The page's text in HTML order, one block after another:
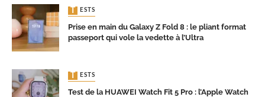
TESTS
Prise en main du Galaxy Z Fold 8 : le pliant format
passeport qui vole la vedette à l’Ultra
TESTS
Test de la HUAWEI Watch Fit 5 Pro : l’Apple Watch